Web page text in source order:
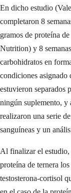
En dicho estudio
completaron 8
gramos de proteína
Nutrition) y 8
carbohidratos en
condiciones asignado
estuvieron separados
ningún suplemento, y
realizaron una serie
sanguíneas y un
Al finalizar el estudio,
proteína de ternera
testosterona-cortisol